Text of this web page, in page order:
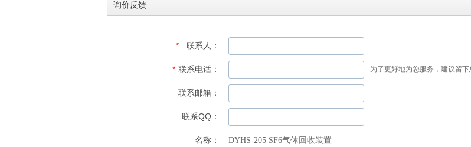
询价反馈
* 联系人：
* 联系电话： 为了更好地为您服务，建议留
联系邮箱：
联系QQ：
名称： DYHS-205 SF6气体回收装置